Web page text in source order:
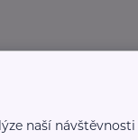
naší návštěvnosti